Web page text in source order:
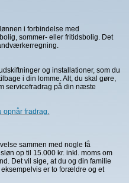
i forbindelse med
sommer- eller fritidsbolig. Det
og installationer, som du
i din lomme. Alt, du skal gøre,
servicefradrag på din næste
opnår fradrag.
sammen med nogle få
op til 15.000 kr. inkl. moms om
Det vil sige, at du og din familie
eksempelvis er to forældre og et